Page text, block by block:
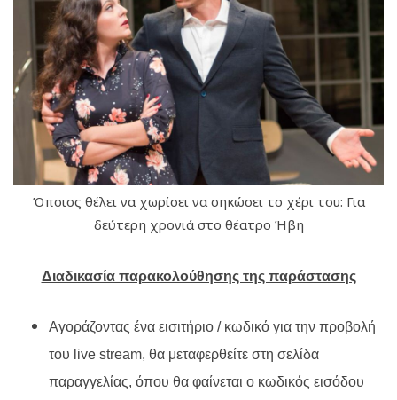
Όποιος θέλει να χωρίσει να σηκώσει το χέρι του: Για
δεύτερη χρονιά στο θέατρο Ήβη
Διαδικασία παρακολούθησης της παράστασης
Αγοράζοντας ένα εισιτήριο / κωδικό για την προβολή
του live stream, θα μεταφερθείτε στη σελίδα
παραγγελίας, όπου θα φαίνεται ο κωδικός εισόδου